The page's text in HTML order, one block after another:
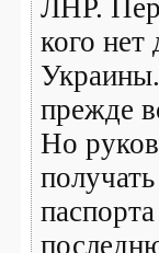
ЛНР.
кого нет
прежде
Но